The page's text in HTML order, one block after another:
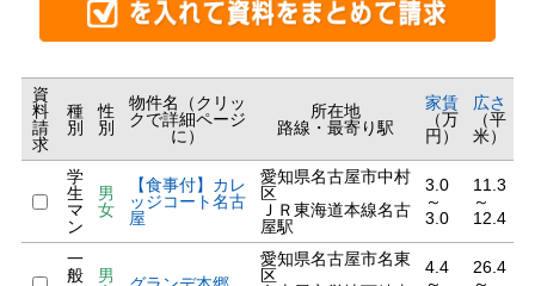
資
料
請
求
種
別
性
別
物件名（クリッ
クで詳細ページ
に）
所在地
路線・最寄り駅
家賃
（万
円）
広さ
（平
米）
学
生
マ
ン
男
女
【食事付】カレ
ッジコート名古
屋
愛知県名古屋市中村
区
ＪＲ東海道本線名古
屋駅
3.0
～
3.0
11.3
～
12.4
一
般
男
愛知県名古屋市名東
区
4.4
26.4